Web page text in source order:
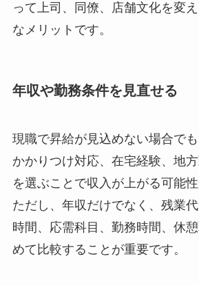
って上司、同僚、店舗文化を変
なメリットです。
年収や勤務条件を見直せる
現職で昇給が見込めない場合でも
かかりつけ対応、在宅経験、地
を選ぶことで収入が上がる可能性
ただし、年収だけでなく、残業
時間、応需科目、勤務時間、休
めて比較することが重要です。